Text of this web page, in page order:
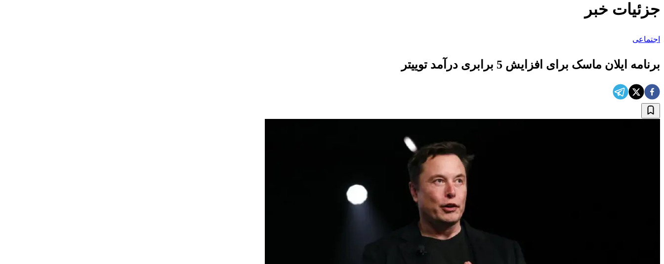
جزئیات خبر
اجتماعی
برنامه ایلان ماسک برای افزایش 5 برابری درآمد توییتر